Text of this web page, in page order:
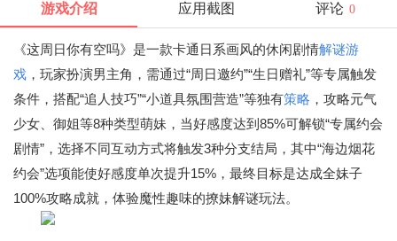
游戏介绍 应用截图 评论 0
《这周日你有空吗》是一款卡通日系画风的休闲剧情解谜游
戏 ，玩家扮演男主角，需通过“周日邀约”“生日赠礼”等专属触发
条件，搭配“追人技巧”“小道具氛围营造”等独有策略 ，攻略元气
少女、御姐等8种类型萌妹，当好感度达到85%可解锁“专属约会
剧情”，选择不同互动方式将触发3种分支结局，其中“海边烟花
约会”选项能使好感度单次提升15%，最终目标是达成全妹子
100%攻略成就，体验魔性趣味的撩妹解谜玩法。